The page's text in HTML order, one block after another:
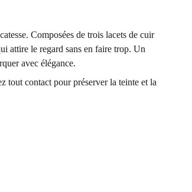
Composées de trois lacets de cuir
attire le regard sans en faire trop. Un
avec élégance.
tout contact pour préserver la teinte et la